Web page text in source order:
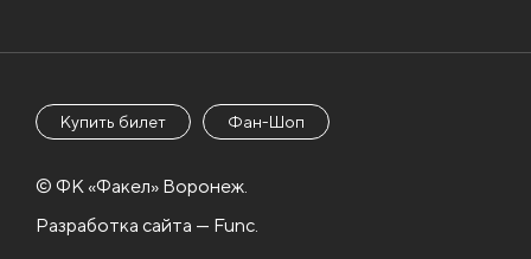
Купить билет Фан-Шоп
© ФК «Факел» Воронеж.
Разработка сайта — Func.